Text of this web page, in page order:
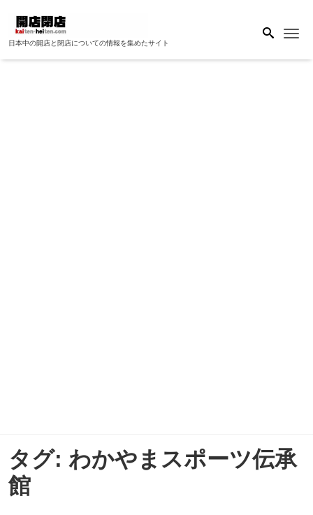
日本中の開店と閉店についての情報を集めたサイト
タグ: わかやまスポーツ伝承
館